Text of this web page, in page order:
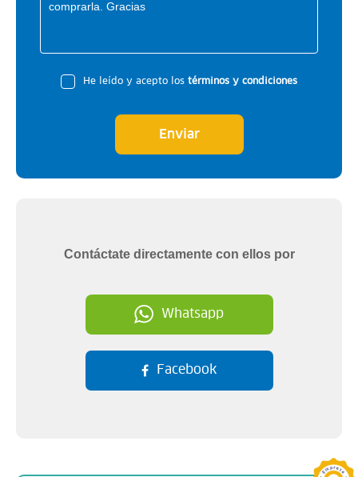
He leído y acepto los términos y condiciones
Enviar
Contáctate directamente con ellos por
Whatsapp
Facebook